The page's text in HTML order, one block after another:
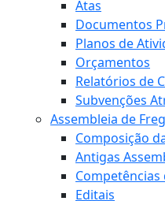
Atas
Documentos
Planos de
Orçamentos
Relatórios de
Subvenções
Assembleia de
Composição
Antigas
Competências
Editais